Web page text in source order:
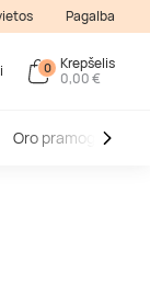
Pagalba
0 Krepšelis
0,00 €
Oro pramogos